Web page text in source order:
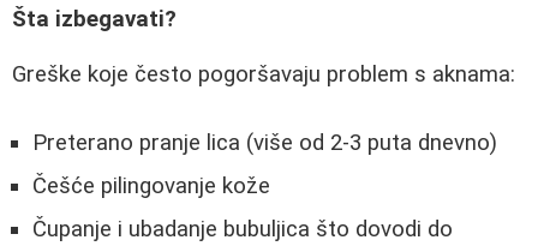
Šta izbegavati?
Greške koje često pogoršavaju problem s aknama:
Preterano pranje lica (više od 2-3 puta dnevno)
Češće pilingovanje kože
Čupanje i ubadanje bubuljica što dovodi do